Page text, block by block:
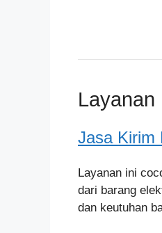
Layanan
Jasa Kirim
Layanan ini
dari barang
dan keutuhan